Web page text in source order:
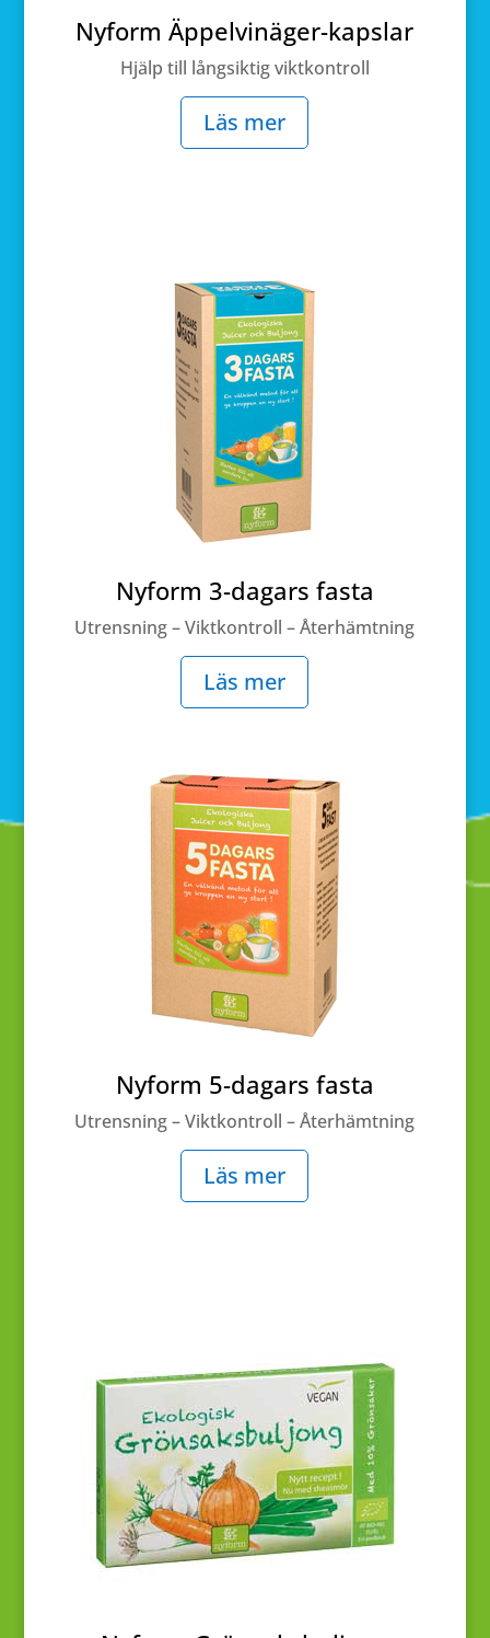
Nyform Äppelvinäger-kapslar
Hjälp till långsiktig viktkontroll
Läs mer
Nyform 3-dagars fasta
Utrensning – Viktkontroll – Återhämtning
Läs mer
Nyform 5-dagars fasta
Utrensning – Viktkontroll – Återhämtning
Läs mer